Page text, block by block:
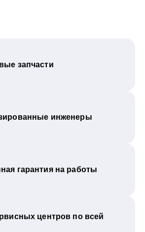
запчасти
инженеры
гарантия на работы
центров по всей